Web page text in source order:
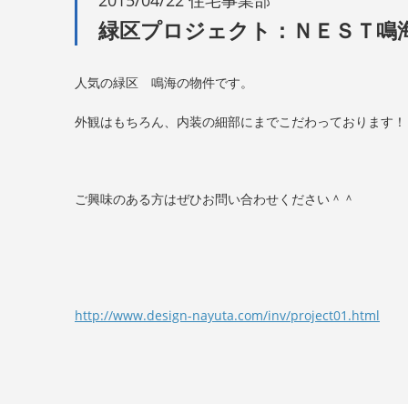
緑区プロジェクト：ＮＥＳＴ鳴
人気の緑区 鳴海の物件です。
外観はもちろん、内装の細部にまでこだわっております！
ご興味のある方はぜひお問い合わせください＾＾
http://www.design-nayuta.com/inv/project01.html